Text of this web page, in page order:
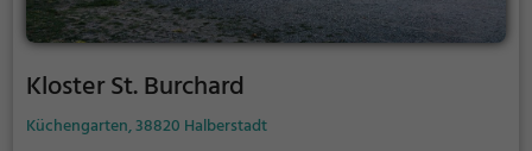
Kloster St. Burchard
Küchengarten, 38820 Halberstadt